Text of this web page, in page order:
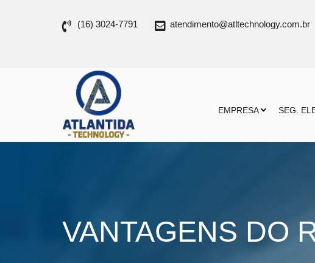
(16) 3024-7791 atendimento@atltechnology.com.br
EMPRESA SEG.
VANTAGENS DO